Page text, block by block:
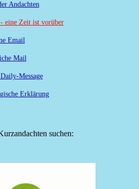
Andachten
eine Zeit ist vorüber
Email
Mail
Message
Erklärung
suchen: